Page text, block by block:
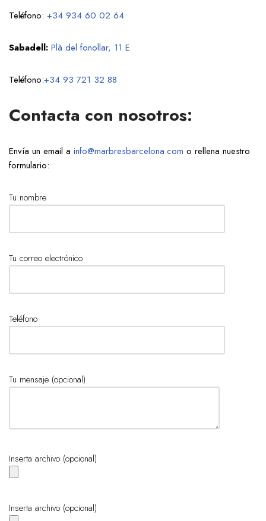
Teléfono: +34 934 60 02 64
Sabadell: Plà del fonollar, 11 E
Teléfono:+34 93 721 32 88
Contacta con nosotros:
Envía un email a info@marbresbarcelona.com o rellena nuestro
formulario:
Tu nombre
Tu correo electrónico
Teléfono
Tu mensaje (opcional)
Inserta archivo (opcional)
Inserta archivo (opcional)